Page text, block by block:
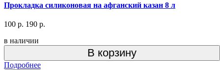
Прокладка силиконовая на афганский казан 8 л
100 р. 190 р.
в наличии
В корзину
Подробнее